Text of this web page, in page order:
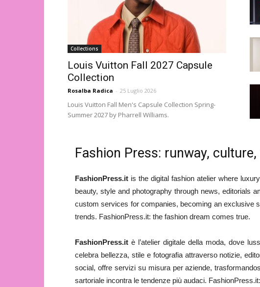
Collections
Louis Vuitton Fall 2027 Capsule
Collection
Rosalba Radica - 25 Luglio 2026
Louis Vuitton Fall Men's Capsule Collection Spring-
Summer 2027 by Pharrell Williams.
Fashion Press: runway,
FashionPress.it is the digital fashion atelier where
beauty, style and photography through news, editorials
custom services for companies, becoming an exclusive
trends. FashionPress.it: the fashion dream comes true.
FashionPress.itè l’atelier digitale della moda, dove
celebra bellezza, stile e fotografia attraverso notizie,
social, offre servizi su misura per aziende,
sartoriale incontra le tendenze più audaci.